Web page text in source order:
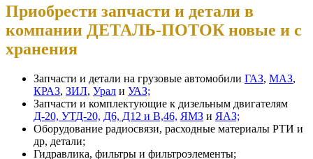
Приобрести запчасти и детали в
компании ДЕТАЛЬ-ПОТОК новые и с
хранения
Запчасти и детали на грузовые автомобили ГАЗ, МАЗ,
КРАЗ, ЗИЛ, Урал и УАЗ;
Запчасти и комплектующие к дизельным двигателям
Д-20, УТД-20, Д6, Д12 и В,46, ЯМЗ и ЯАЗ;
Оборудование радиосвязи, расходные материалы РТИ и
др, детали;
Гидравлика, фильтры и фильтроэлементы;